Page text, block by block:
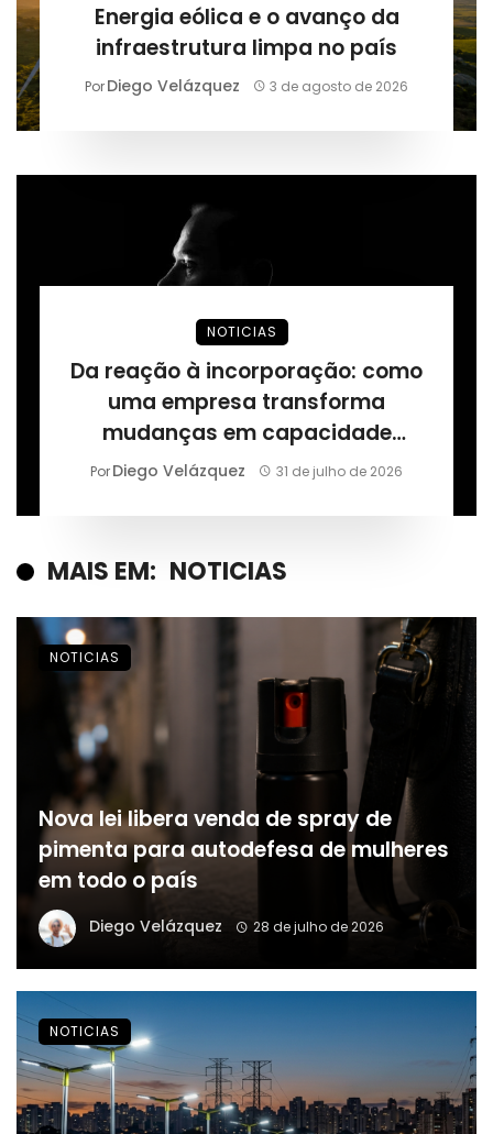
Energia eólica e o avanço da
infraestrutura limpa no país
PorDiego Velázquez 3 de agosto de 2026
NOTICIAS
Da reação à incorporação: como
uma empresa transforma
mudanças em capacidade
permanente, segundo Márcio
PorDiego Velázquez 31 de julho de 2026
MAIS EM: NOTICIAS
Nova lei libera venda de spray de
pimenta para autodefesa de mulheres
em todo o país
Diego Velázquez 28 de julho de 2026
NOTICIAS
NOTICIAS